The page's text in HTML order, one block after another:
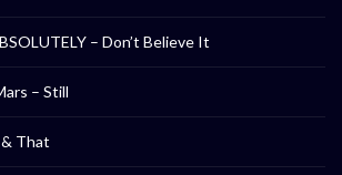
– Don’t Believe It
– Still
That